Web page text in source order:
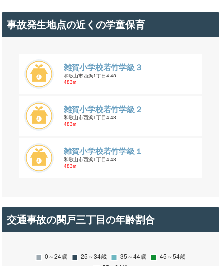
事故発生地点の近くの学童保育
雑賀小学校若竹学級３
和歌山市西浜1丁目4-48
483m
雑賀小学校若竹学級２
和歌山市西浜1丁目4-48
483m
雑賀小学校若竹学級１
和歌山市西浜1丁目4-48
483m
交通事故の関戸三丁目の年齢割合